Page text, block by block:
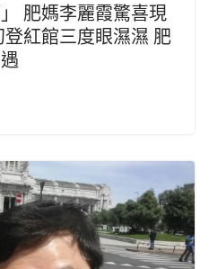
肥媽李麗霞驚喜現
紅館三度眼濕濕 肥